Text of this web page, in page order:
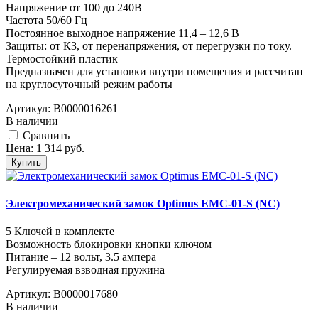
Напряжение от 100 до 240В
Частота 50/60 Гц
Постоянное выходное напряжение 11,4 – 12,6 В
Защиты: от КЗ, от перенапряжения, от перегрузки по току.
Термостойкий пластик
Предназначен для установки внутри помещения и рассчитан
на круглосуточный режим работы
Артикул: В0000016261
В наличии
Cравнить
Цена: 1 314 руб.
Купить
Электромеханический замок Optimus EMC-01-S (NC)
5 Ключей в комплекте
Возможность блокировки кнопки ключом
Питание – 12 вольт, 3.5 ампера
Регулируемая взводная пружина
Артикул: В0000017680
В наличии